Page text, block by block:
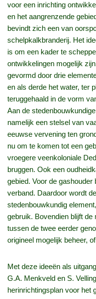
voor een inrichting
en het aangrenzende
bevindt zich een van
schelpkalkbranderij. Het
is om een kader te
ontwikkelingen mogelijk
gevormd door drie
en als derde het water, ter
teruggehaald in de vorm
Aan de
namelijk een stelsel van
eeuwse vervening ten
nu om te komen tot een
vroegere veenkoloniale
bruggen. Ook een
gebied. Voor de
verband. Daardoor wordt
stedenbouwkundig
gebruik. Bovendien blijft
tussen de twee eerder
origineel mogelijk beheer,
Met deze ideeën als
G.A. Menkveld en S.
herinrichtingsplan voor het